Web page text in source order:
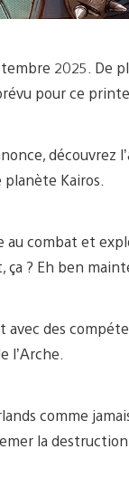
2025. De
pour ce
découvrez
Kairos.
combat et
ça ? Eh ben
avec des
l’Arche.
comme
la